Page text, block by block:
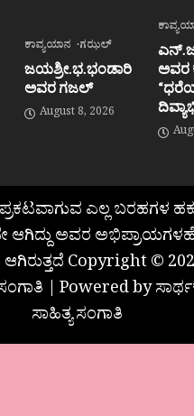
ಕಾವ್ಯಯಾನ ಗಝಲ್
ಜಯಶ್ರೀ.ಭ.ಭಂಡಾರಿ
ಅವರ ಗಜಲ್
August 8, 2026
ಅವರ
ಎಲ್ಲ ಬರಹಗಳ
ಆಗಿದ್ದು ಅವರ
Copyright ©
| Powered by
ಸಾಹಿತ್ಯ ಸಂಗಾತಿ